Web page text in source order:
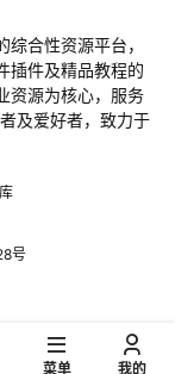
合性资源平台，
插件及精品教程的
资源为核心，服务
及爱好者，致力于
号
菜单 我的